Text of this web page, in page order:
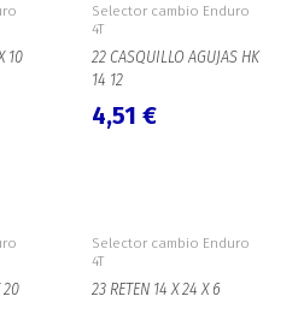
10
Selector cambio Enduro
4T
22 CASQUILLO AGUJAS HK
14 12
4,51 €
20
Selector cambio Enduro
4T
23 RETEN 14 X 24 X 6